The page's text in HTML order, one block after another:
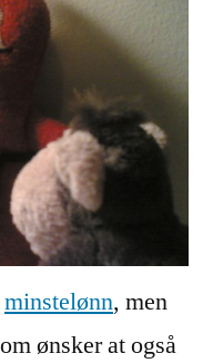
minstelønn, men
ønsker at også